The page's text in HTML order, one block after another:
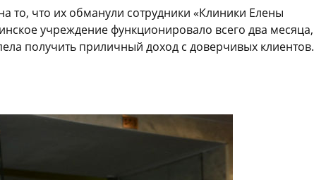
то, что их обманули сотрудники «Клиники Елены
учреждение функционировало всего два месяца,
получить приличный доход с доверчивых клиентов.